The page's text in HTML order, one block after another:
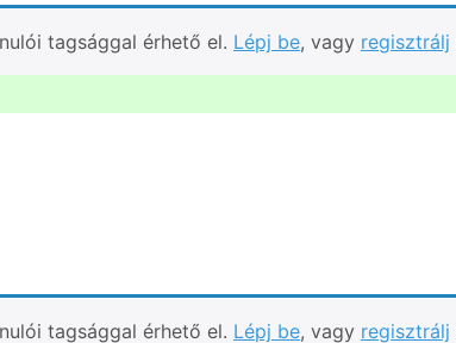
tagsággal érhető el. Lépj be, vagy regisztrálj
tagsággal érhető el. Lépj be, vagy regisztrálj